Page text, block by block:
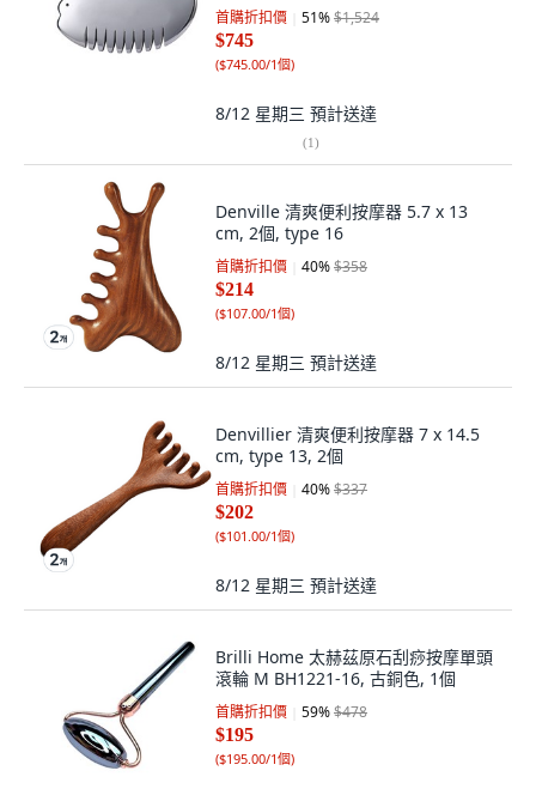
首購折扣價 51%$1,524
$745
($745.00/1個)
8/12 星期三 預計送達
(1)
Denville 清爽便利按摩器 5.7 x 13
cm, 2個, type 16
首購折扣價 40%$358
$214
($107.00/1個)
8/12 星期三 預計送達
Denvillier 清爽便利按摩器 7 x 14.5
cm, type 13, 2個
首購折扣價 40%$337
$202
($101.00/1個)
8/12 星期三 預計送達
Brilli Home 太赫茲原石刮痧按摩單頭
滾輪 M BH1221-16, 古銅色, 1個
首購折扣價 59%$478
$195
($195.00/1個)